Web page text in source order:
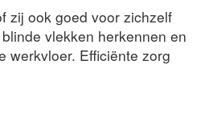
zij ook goed voor zichzelf
vlekken herkennen en
werkvloer. Efficiënte zorg